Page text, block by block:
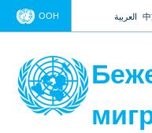
ООН العربية